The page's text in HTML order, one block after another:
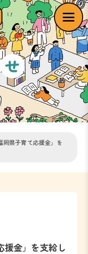
県子育て応援金」を
援金」を支給し